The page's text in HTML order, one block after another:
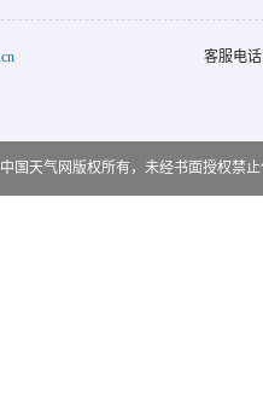
客服电
中国天气网版权所有，未经书面授权